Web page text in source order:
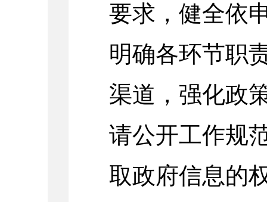
要求，健全依
明确各环节职
渠道，强化政
请公开工作规
取政府信息的